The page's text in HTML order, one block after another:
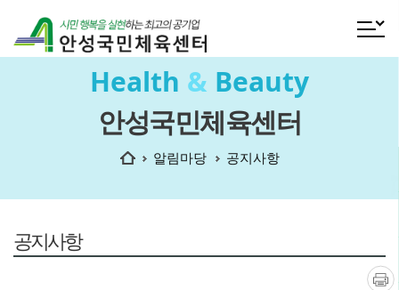
전체메
Health & Beauty
안성국민체육센터
홈 알림마당 공지사항
공지사항
인쇄